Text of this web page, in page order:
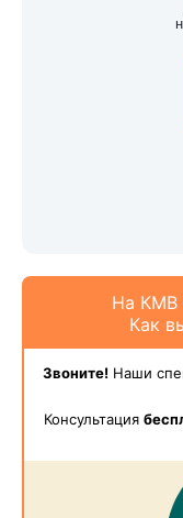
На КМВ
Как
Звоните!Наши
Консультация